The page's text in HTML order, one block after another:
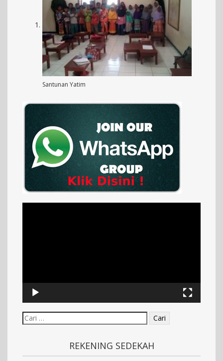
Santunan Yatim
REKENING SEDEKAH